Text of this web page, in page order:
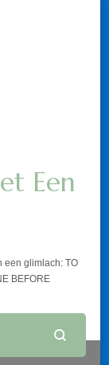
Een
een glimlach: TO
BEFORE